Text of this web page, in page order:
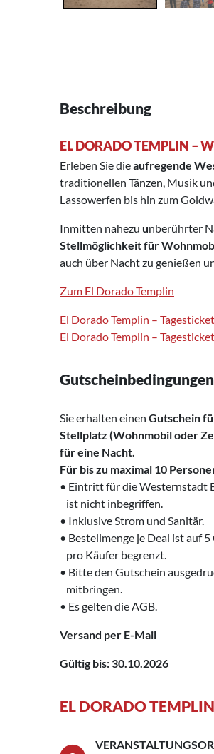
Beschreibung
EL DORADO TEMPLIN –
Erleben Sie dieaufregende
traditionellen Tänzen, Musik
Lassowerfen bis hin zum
Inmitten nahezu unberührter
Stellmöglichkeit für
auch über Nacht zu genießen
Zum El Dorado Templin
El Dorado Templin –
El Dorado Templin –
Gutscheinbedingungen
Sie erhalten einen Gutschein
Stellplatz (Wohnmobil oder
für eine Nacht.
Für bis zu maximal 10
• Eintritt für die Westernstadt
‌ ist nicht inbegriffen.
‌• Inklusive Strom und Sanitär.
• Bestellmenge je Deal ist auf
‌ ‌ pro Käufer begrenzt.
• Bitte den Gutschein
mitbringen.
• Es gelten die AGB.
Versand per E-Mail
Gültig bis: 30.10.2026
EL DORADO TEMPLIN